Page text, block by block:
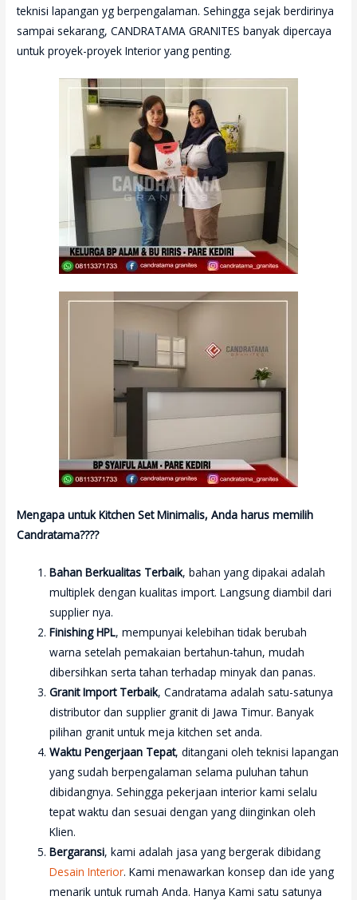
teknisi lapangan yg berpengalaman. Sehingga sejak berdirinya
sampai sekarang, CANDRATAMA GRANITES banyak dipercaya
untuk proyek-proyek Interior yang penting.
Mengapa untuk Kitchen Set Minimalis, Anda harus memilih
Candratama????
Bahan Berkualitas Terbaik, bahan yang dipakai adalah
multiplek dengan kualitas import. Langsung diambil dari
supplier nya.
Finishing HPL, mempunyai kelebihan tidak berubah
warna setelah pemakaian bertahun-tahun, mudah
dibersihkan serta tahan terhadap minyak dan panas.
Granit Import Terbaik, Candratama adalah satu-satunya
distributor dan supplier granit di Jawa Timur. Banyak
pilihan granit untuk meja kitchen set anda.
Waktu Pengerjaan Tepat, ditangani oleh teknisi lapangan
yang sudah berpengalaman selama puluhan tahun
dibidangnya. Sehingga pekerjaan interior kami selalu
tepat waktu dan sesuai dengan yang diinginkan oleh
Klien.
Bergaransi, kami adalah jasa yang bergerak dibidang
Desain Interior. Kami menawarkan konsep dan ide yang
menarik untuk rumah Anda. Hanya Kami satu satunya